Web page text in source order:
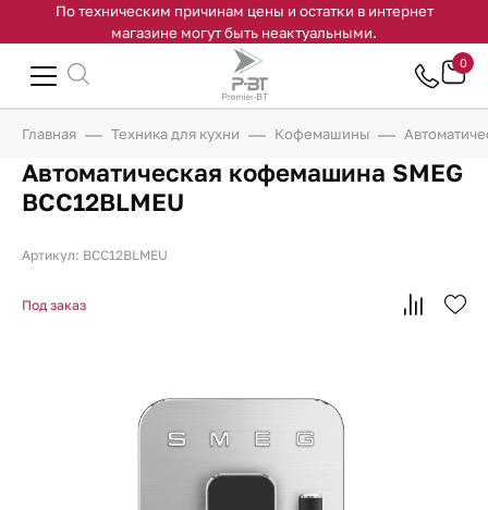
По техническим причинам цены и остатки в интернет
магазине могут быть неактуальными.
0
Главная Техника для кухни Кофемашины
Автоматическая кофемашина SMEG
BCC12BLMEU
Артикул: BCC12BLMEU
Под заказ